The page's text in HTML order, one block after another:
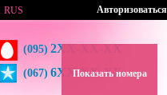
(095) 2XX-XX-XX
(067) 6XX-XX-XX
Показать номера
RUS Авторизоваться